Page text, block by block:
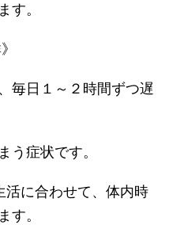
す。
毎日１～２時間ずつ遅
う症状です。
活に合わせて、体内時
す。